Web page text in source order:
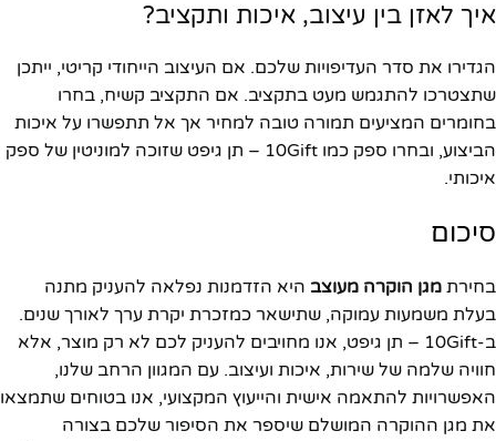
איך לאזן בין עיצוב, איכות ותקציב?
הגדירו את סדר העדיפויות שלכם. אם העיצוב הייחודי קריטי, ייתכן
שתצטרכו להתגמש מעט בתקציב. אם התקציב קשיח, בחרו
בחומרים המציעים תמורה טובה למחיר אך אל תתפשרו על איכות
הביצוע, ובחרו ספק כמו 10Gift – תן גיפט שזוכה למוניטין של ספק
איכותי.
סיכום
בחירת מגן הוקרה מעוצב היא הזדמנות נפלאה להעניק מתנה
בעלת משמעות עמוקה, שתישאר כמזכרת יקרת ערך לאורך שנים.
ב-10Gift – תן גיפט, אנו מחויבים להעניק לכם לא רק מוצר, אלא
חוויה שלמה של שירות, איכות ועיצוב. עם המגוון הרחב שלנו,
האפשרויות להתאמה אישית והייעוץ המקצועי, אנו בטוחים שתמצאו
את מגן ההוקרה המושלם שיספר את הסיפור שלכם בצורה